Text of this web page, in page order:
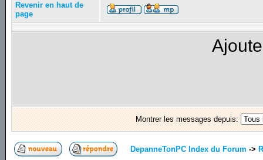
Revenir en haut de
page
Montrer les messages depuis:
DepanneTonPC Index du Forum ->